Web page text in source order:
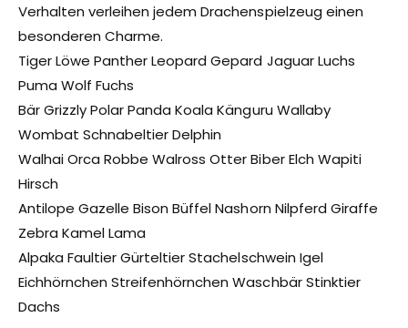
Verhalten verleihen jedem Drachenspielzeug einen
besonderen Charme.
Tiger Löwe Panther Leopard Gepard Jaguar Luchs
Puma Wolf Fuchs
Bär Grizzly Polar Panda Koala Känguru Wallaby
Wombat Schnabeltier Delphin
Walhai Orca Robbe Walross Otter Biber Elch Wapiti
Hirsch
Antilope Gazelle Bison Büffel Nashorn Nilpferd Giraffe
Zebra Kamel Lama
Alpaka Faultier Gürteltier Stachelschwein Igel
Eichhörnchen Streifenhörnchen Waschbär Stinktier
Dachs